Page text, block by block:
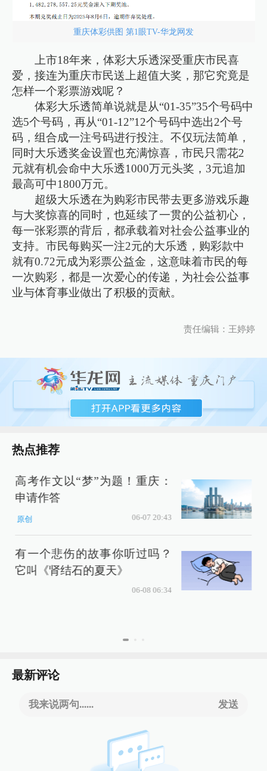
重庆体彩供图 第1眼TV-华龙网发
上市18年来，体彩大乐透深受重庆市民喜
爱，接连为重庆市民送上超值大奖，那它究竟是
怎样一个彩票游戏呢？
体彩大乐透简单说就是从“01-35”35个号码中
选5个号码，再从“01-12”12个号码中选出2个号
码，组合成一注号码进行投注。不仅玩法简单，
同时大乐透奖金设置也充满惊喜，市民只需花2
元就有机会命中大乐透1000万元头奖，3元追加
最高可中1800万元。
超级大乐透在为购彩市民带去更多游戏乐趣
与大奖惊喜的同时，也延续了一贯的公益初心，
每一张彩票的背后，都承载着对社会公益事业的
支持。市民每购买一注2元的大乐透，购彩款中
就有0.72元成为彩票公益金，这意味着市民的每
一次购彩，都是一次爱心的传递，为社会公益事
业与体育事业做出了积极的贡献。
责任编辑：王婷婷
热点推荐
高考作文以“梦”为题！重庆：
申请作答
原创 06-07 20:43
有一个悲伤的故事你听过吗？
它叫《肾结石的夏天》
06-08 06:34
最新评论
我来说两句...... 发送